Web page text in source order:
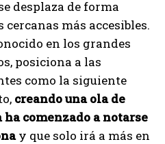
desplaza de forma
más accesibles.
en los grandes
posiciona a las
como la siguiente
creando una ola de
comenzado a notarse
y que solo irá a más en